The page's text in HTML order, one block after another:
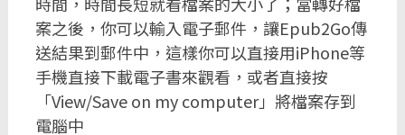
案之後，你可以輸入電子郵件，讓Epub2Go傳
送結果到郵件中，這樣你可以直接用iPhone等
手機直接下載電子書來觀看，或者直接按
「View/Save on my computer」將檔案存到
電腦中